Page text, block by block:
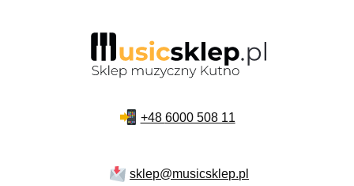
+48 6000 508 11
sklep@musicsklep.pl